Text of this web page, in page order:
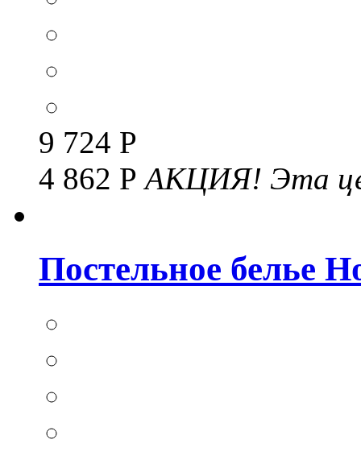
9 724 Р
4 862 РАКЦИЯ! Эта
Постельное белье